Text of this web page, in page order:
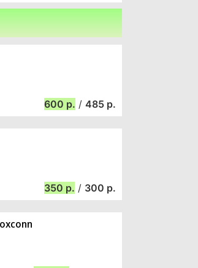
600 / 485
350 / 300